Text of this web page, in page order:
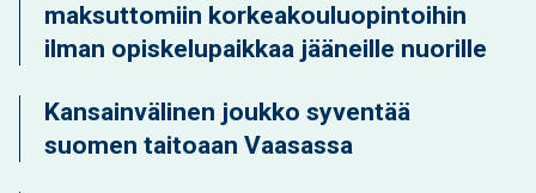
maksuttomiin korkeakouluopintoihin
ilman opiskelupaikkaa jääneille nuorille
Kansainvälinen joukko syventää
suomen taitoaan Vaasassa